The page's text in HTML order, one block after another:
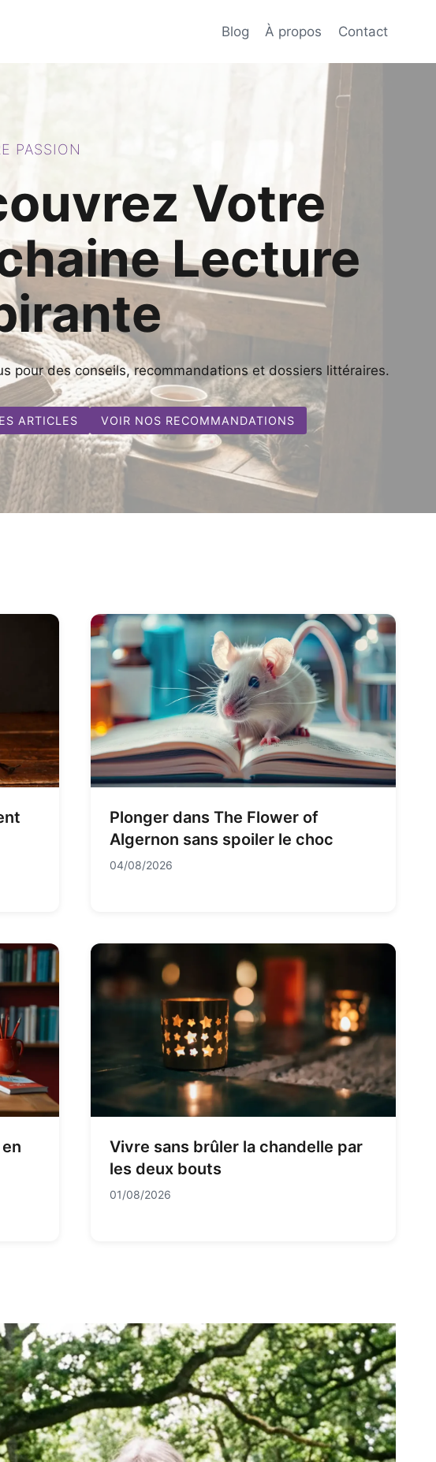
Blog À propos Contact
PASSION
Votre
Lecture
pour des conseils, recommandations et dossiers littéraires.
ARTICLES VOIR NOS RECOMMANDATIONS
Plonger dans The Flower of
Algernon sans spoiler le choc
04/08/2026
Vivre sans brûler la chandelle par
les deux bouts
01/08/2026